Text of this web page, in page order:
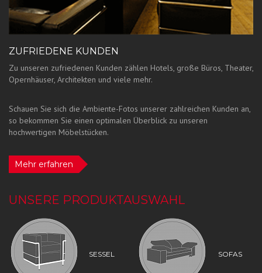
ZUFRIEDENE KUNDEN
Zu unseren zufriedenen Kunden zählen Hotels, große Büros, Theater,
Opernhäuser, Architekten und viele mehr.
Schauen Sie sich die Ambiente-Fotos unserer zahlreichen Kunden an,
so bekommen Sie einen optimalen Überblick zu unseren
hochwertigen Möbelstücken.
Mehr erfahren
UNSERE PRODUKTAUSWAHL
SESSEL SOFAS